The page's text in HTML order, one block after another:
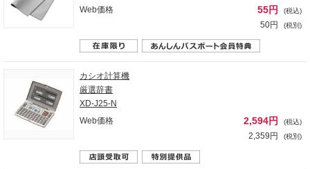
Web価格
55円 (税込)
50円 (税別)
カシオ計算機
厳選辞書
XD-J25-N
Web価格
2,594円 (税込)
2,359円 (税別)